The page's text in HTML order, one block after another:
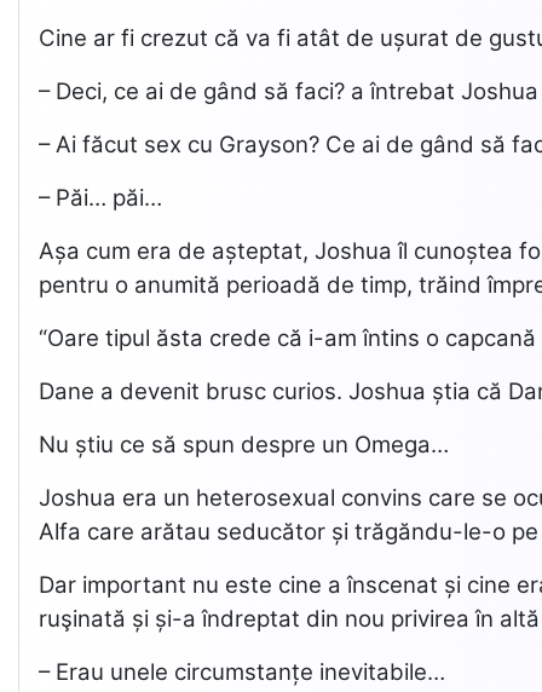
Cine ar fi crezut că va fi atât de ușurat de
– Deci, ce ai de gând să faci? a întrebat
– Ai făcut sex cu Grayson? Ce ai de gând să
– Păi… păi…
Așa cum era de așteptat, Joshua îl cunoștea
pentru o anumită perioadă de timp, trăind
“Oare tipul ăsta crede că i-am întins o capcană
Dane a devenit brusc curios. Joshua știa că
Nu știu ce să spun despre un Omega…
Joshua era un heterosexual convins care se
Alfa care arătau seducător și trăgăndu-le-o
Dar important nu este cine a înscenat și cine
ruşinată și și-a îndreptat din nou privirea în
– Erau unele circumstanțe inevitabile…